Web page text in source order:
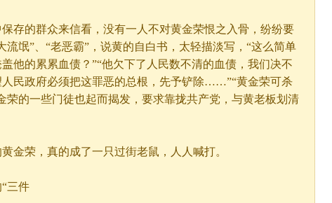
的群众来信看，没有一人不对黄金荣恨之入骨，纷纷要
流氓”、“老恶霸”，说黄的自白书，太轻描淡写，“这么简单
他的累累血债？”“他欠下了人民数不清的血债，我们决不
人民政府必须把这罪恶的总根，先予铲除……”“黄金荣可杀
荣的一些门徒也起而揭发，要求靠拢共产党，与黄老板划清
荣，真的成了一只过街老鼠，人人喊打。
件